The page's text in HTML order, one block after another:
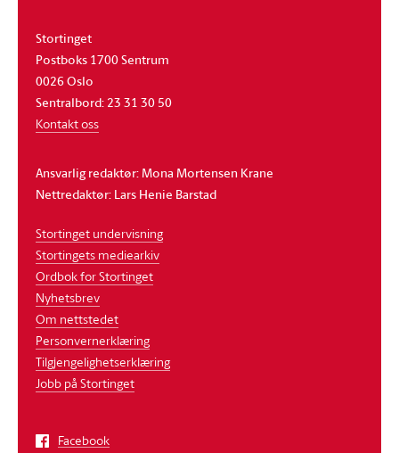
Stortinget
Postboks 1700 Sentrum
0026 Oslo
Sentralbord: 23 31 30 50
Kontakt oss
Ansvarlig redaktør: Mona Mortensen Krane
Nettredaktør: Lars Henie Barstad
Stortinget undervisning
Stortingets mediearkiv
Ordbok for Stortinget
Nyhetsbrev
Om nettstedet
Personvernerklæring
Tilgjengelighetserklæring
Jobb på Stortinget
Facebook